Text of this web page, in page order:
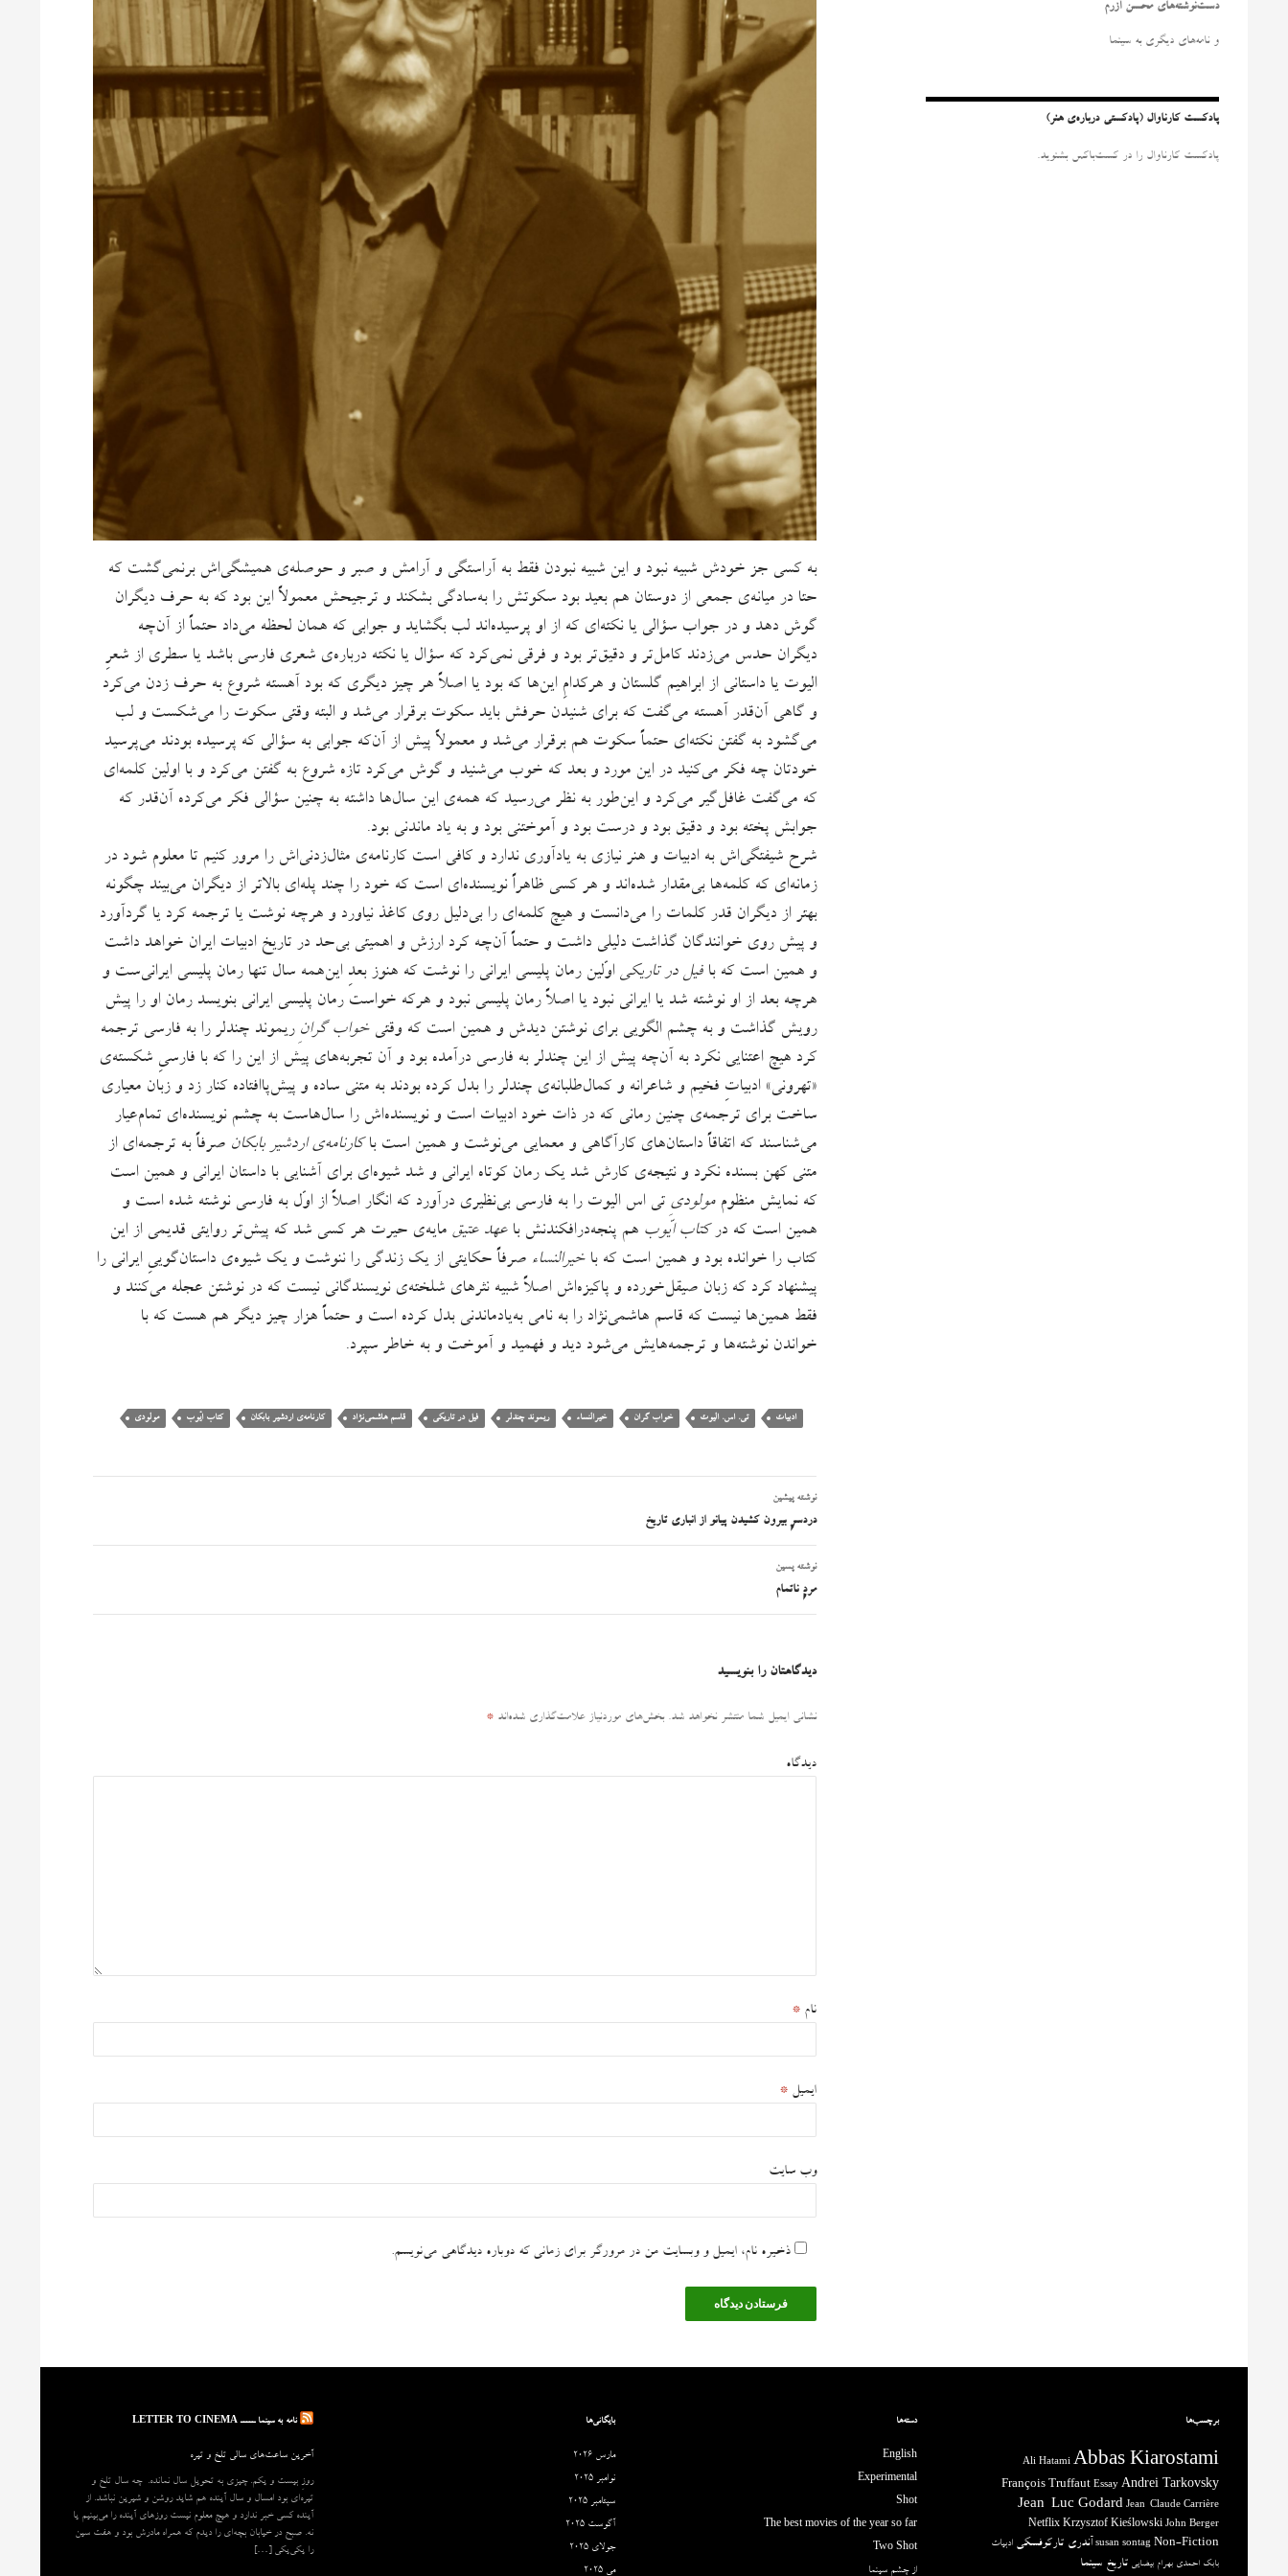
به کسی جز خودش شبیه نبود و این شبیه نبودن فقط به آراستگی و آرامش و صبر و حوصله‌ی همیشگی‌اش برنمی‌گشت که
حتا در میانه‌ی جمعی از دوستان هم بعید بود سکوتش را به‌سادگی بشکند و ترجیحش معمولاً این بود که به حرف دیگران
گوش دهد و در جواب سؤالی یا نکته‌ای که از او پرسیده‌اند لب بگشاید و جوابی که همان لحظه می‌داد حتماً از آن‌چه
دیگران حدس می‌زدند کامل‌تر و دقیق‌تر بود و فرقی نمی‌کرد که سؤال یا نکته درباره‌ی شعری فارسی باشد یا سطری از شعرِ
الیوت یا داستانی از ابراهیم گلستان و هرکدامِ این‌ها که بود یا اصلاً هر چیز دیگری که بود آهسته شروع به حرف زدن می‌کرد
و گاهی آن‌قدر آهسته می‌گفت که برای شنیدن حرفش باید سکوت برقرار می‌شد و البته وقتی سکوت را می‌شکست و لب
می‌گشود به گفتن نکته‌ای حتماً سکوت هم برقرار می‌شد و معمولاً پیش از آن‌که جوابی به سؤالی که پرسیده بودند می‌پرسید
خودتان چه فکر می‌کنید در این مورد و بعد که خوب می‌شنید و گوش می‌کرد تازه شروع به گفتن می‌کرد و با اولین کلمه‌ای
که می‌گفت غافل‌گیر می‌کرد و این‌طور به نظر می‌رسید که همه‌ی این سال‌ها داشته به چنین سؤالی فکر می‌کرده آن‌قدر که
جوابش پخته بود و دقیق بود و درست بود و آموختنی بود و به یاد ماندنی بود.
شرح شیفتگی‌اش به ادبیات و هنر نیازی به یادآوری ندارد و کافی است کارنامه‌ی مثال‌زدنی‌اش را مرور کنیم تا معلوم شود در
زمانه‌ای که کلمه‌ها بی‌مقدار شده‌اند و هر کسی ظاهراً نویسنده‌ای است که خود را چند پله‌ای بالاتر از دیگران می‌بیند چگونه
بهتر از دیگران قدر کلمات را می‌دانست و هیچ کلمه‌ای را بی‌دلیل روی کاغذ نیاورد و هرچه نوشت یا ترجمه کرد یا گردآورد
و پیش روی خوانندگان گذاشت دلیلی داشت و حتماً آن‌چه کرد ارزش و اهمیتی بی‌حد در تاریخ ادبیات ایران خواهد داشت
و همین است که بافیل در تاریکی اوّلین رمان پلیسی ایرانی را نوشت که هنوز بعدِ این‌همه سال تنها رمان پلیسی ایرانی‌ست و
هرچه بعد از او نوشته شد یا ایرانی نبود یا اصلاً رمان پلیسی نبود و هرکه خواست رمان پلیسی ایرانی بنویسد رمان او را پیش
رویش گذاشت و به چشم الگویی برای نوشتن دیدش و همین است که وقتیخواب گرانِ ریموند چندلر را به فارسی ترجمه
کرد هیچ اعتنایی نکرد به آن‌چه پیش از این چندلر به فارسی درآمده بود و آن تجربه‌های پیش از این را که با فارسیِ شکسته‌ی
«تهرونی» ادبیاتِ فخیم و شاعرانه‌ و کمال‌طلبانه‌ی چندلر را بدل کرده بودند به متنی ساده و پیش‌پاافتاده کنار زد و زبان معیاری
ساخت برای ترجمه‌ی چنین رمانی که در ذات خود ادبیات است و نویسنده‌اش را سال‌هاست به چشم نویسنده‌‌ای تمام‌عیار
می‌شناسند که اتفاقاً داستان‌های کارآگاهی و معمایی می‌نوشت و همین است با کارنامه‌ی اردشیر بابکان صرفاً به ترجمه‌ای از
متنی کهن بسنده نکرد و نتیجه‌ی کارش شد یک رمان کوتاه ایرانی و شد شیوه‌ای برای آشنایی با داستان ایرانی و همین است
که نمایش منظوممولودیِ تی‌ اس الیوت را به فارسی بی‌نظیری درآورد که انگار اصلاً از اوّل به فارسی نوشته شده است و
همین است که در کتاب ایّوب هم پنجه‌درافکندنش با عهد عتیق مایه‌ی حیرت هر کسی شد که پیش‌تر روایتی قدیمی از این
کتاب را خوانده بود و همین است که باخیرالنساء صرفاً حکایتی از یک زندگی را ننوشت و یک شیوه‌ی داستان‌گوییِ ایرانی را
پیشنهاد کرد که زبان صیقل‌خورده و پاکیزه‌اش اصلاً شبیه نثرهای شلخته‌ی نویسندگانی نیست که در نوشتن عجله می‌کنند و
فقط همین‌ها نیست که قاسم هاشمی‌نژاد را به نامی به‌یادماندنی بدل کرده است و حتماً هزار چیز دیگر هم هست که با
خواندن نوشته‌ها و ترجمه‌هایش می‌شود دید و فهمید و آموخت و به خاطر سپرد.
ادبیات تی. اس. الیوت خواب گران خیرالنساء ریموند چندلر فیل در تاریکی قاسم هاشمی‌نژاد کارنامه‌ی اردشیر بابکان کتاب ایّوب مولودی
ناوبری
نوشته
نوشته پیشین
دردسرِ بیرون کشیدن پیانو از انباری تاریخ
نوشته پسین
مردِ ناتمام
دیدگاهتان را بنویسید
نشانی ایمیل شما منتشر نخواهد شد. بخش‌های موردنیاز علامت‌گذاری شده‌اند *
دیدگاه
نام *
ایمیل *
وب‌ سایت
ذخیره نام، ایمیل و وبسایت من در مرورگر برای زمانی که دوباره دیدگاهی می‌نویسم.
و
ر
دست‌نوشته‌های محسن آزرم
و نامه‌‌های دیگری به سینما
پادکست کارناوال (پادکستی درباره‌ی هنر)
پادکست کارناوال را در کست‌باکس بشنوید.
برچسب‌ها
Abbas Kiarostami
Ali Hatami
Andrei Tarkovsky
Essay
François Truffaut
Jean-Claude Carrière
Jean-Luc Godard
John Berger
Krzysztof Kieślowski
Netflix
Non-Fiction
susan sontag آندری تارکوفسکی ادبیات
بابک احمدی بهرام بیضایی تاریخ سینما
دسته‌ها
English
Experimental
Shot
The best movies of the year so far
Two Shot
از چشم سینما
بایگانی‌ها
مارس 2026
نوامبر 2025
سپتامبر 2025
آگوست 2025
جولای 2025
می 2025
نامه به سینما ـــــ LETTER TO CINEMA
آخرین ساعت‌های سالی تلخ و تیره
روزِ بیست و یکم. چیزی به تحویل سال نمانده. چه سال تلخ و
تیره‌ای بود امسال و سال آینده هم شاید روشن و شیرین نباشد. از
آینده کسی خبر ندارد و هیچ معلوم نیست روزهای آینده را می‌بینیم یا
نه. صبح در خیابان بچه‌ای را دیدم که همراه مادرش بود و هفت سین
را یکی‌یکی […]